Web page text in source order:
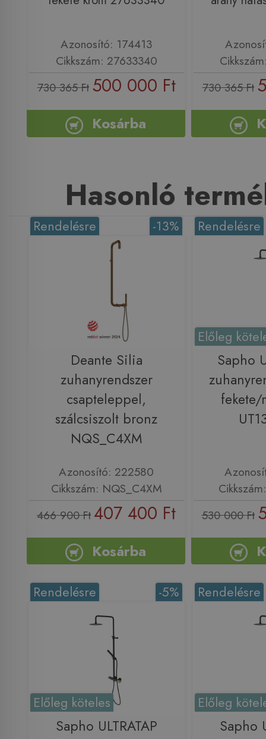
Azonosító: 174413
Cikkszám: 27633340
730 365 Ft 500 000 Ft
Kosárba
730 365 Ft
Hasonló
-13%
Rendelésre
Deante Silia
zuhanyrendszer
csapteleppel,
szálcsiszolt bronz
NQS_C4XM
Azonosító: 222580
Cikkszám: NQS_C4XM
466 900 Ft407 400 Ft
Kosárba
Rendelésre
Előleg
Sapho
fekete/
530 000 Ft
-5%
Rendelésre
Előleg köteles
Sapho ULTRATAP
Rendelésre
Előleg
Sapho